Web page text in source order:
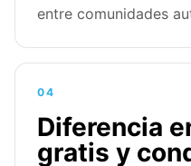
entre comunidades
04
Diferencia
gratis y